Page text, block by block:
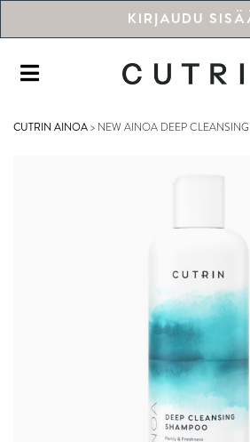
KIRJAUDU
CUTRIN AINOA> NEW AINOA DEEP